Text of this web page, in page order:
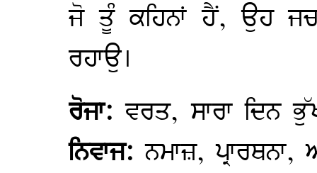
ਜੋ ਤੂੰ ਕਹਿਨਾਂ ਹੈਂ, ਉਹ
ਰਹਾਉ।
ਰੋਜਾ:ਵਰਤ, ਸਾਰਾ ਦਿਨ
ਨਿਵਾਜ:ਨਮਾਜ਼,